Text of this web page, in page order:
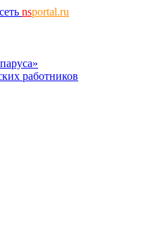
nsportal.ru
работников